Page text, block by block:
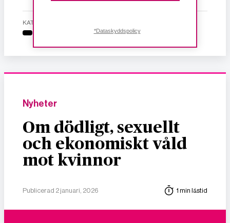
KATEGORI
Nyheter
Om dödligt, sexuellt
och ekonomiskt våld
mot kvinnor
Publicerad 2 januari, 2026 1 min lästid
*Dataskyddspolicy